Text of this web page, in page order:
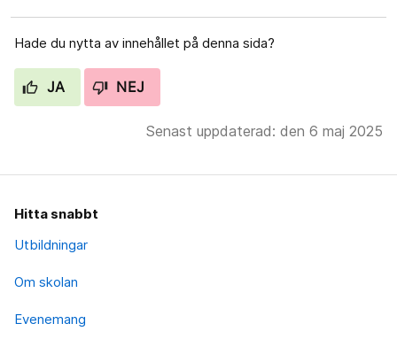
Hade du nytta av innehållet på denna sida?
JA NEJ
Senast uppdaterad: den 6 maj 2025
Hitta snabbt
Utbildningar
Om skolan
Evenemang